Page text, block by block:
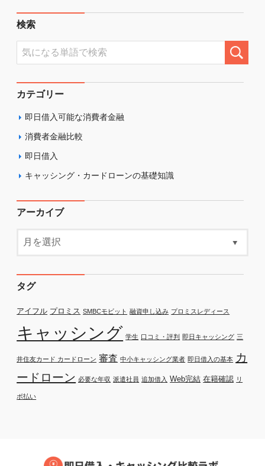
検索
カテゴリー
即日借入可能な消費者金融
消費者金融比較
即日借入
キャッシング・カードローンの基礎知識
アーカイブ
タグ
アイフル プロミス SMBCモビット 融資申し込み プロミスレディース
キャッシング 学生 口コミ・評判 即日キャッシング 三
井住友カード カードローン 審査 中小キャッシング業者 即日借入の基本 カ
ードローン 必要な年収 派遣社員 追加借入 Web完結 在籍確認 リ
ボ払い